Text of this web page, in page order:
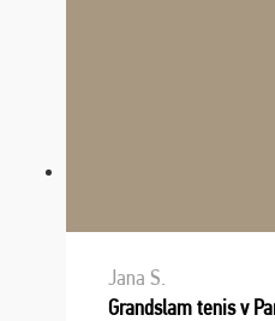
Jana S.
Grandslam tenis v